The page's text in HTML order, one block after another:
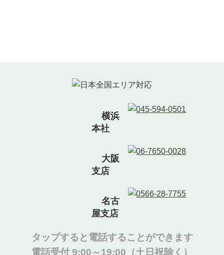
横浜
本社
大阪
支店
名古
屋支店
タップすると電話することができます
電話受付 9:00～19:00（土日祝除く）